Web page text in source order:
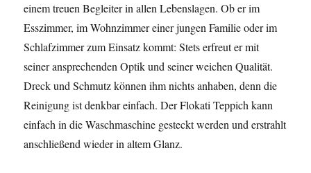
einem treuen Begleiter in allen Lebenslagen. Ob er im
Esszimmer, im Wohnzimmer einer jungen Familie oder im
Schlafzimmer zum Einsatz kommt: Stets erfreut er mit
seiner ansprechenden Optik und seiner weichen Qualität.
Dreck und Schmutz können ihm nichts anhaben, denn die
Reinigung ist denkbar einfach. Der Flokati Teppich kann
einfach in die Waschmaschine gesteckt werden und erstrahlt
anschließend wieder in altem Glanz.